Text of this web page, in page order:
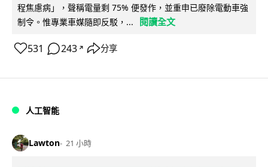
程焦慮病」，聲稱電量剩 75% 便發作，並重申已廢除電動車強
制令。惟專業車媒隨即反駁，...
閱讀全文
531 243 ↗ 分享
人工智能
Lawton 21 小時